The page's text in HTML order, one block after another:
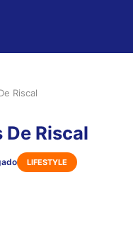
Riscal
De Riscal
LIFESTYLE